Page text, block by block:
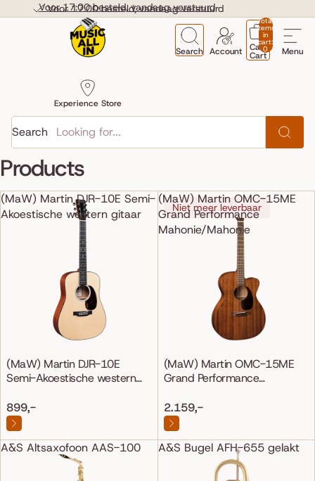
Voor 17:00 besteld, vandaag verstuurd
Voor 17:00 besteld, vandaag verstuurd
Menu
Search
Experience Store
Account
Total
items
in
cart:
0
Cart
Cart
Search
Products
(MaW) Martin DJR-10E Semi-
Akoestische western gitaar
(MaW) Martin DJR-10E
Semi-Akoestische western
899,-
(MaW) Martin OMC-15ME
Grand Performance
Mahonie/Mahonie
Niet meer leverbaar
(MaW) Martin OMC-15ME
Grand Performance
2.159,-
A&S Altsaxofoon AAS-100 A&S Bugel AFH-655 gelakt